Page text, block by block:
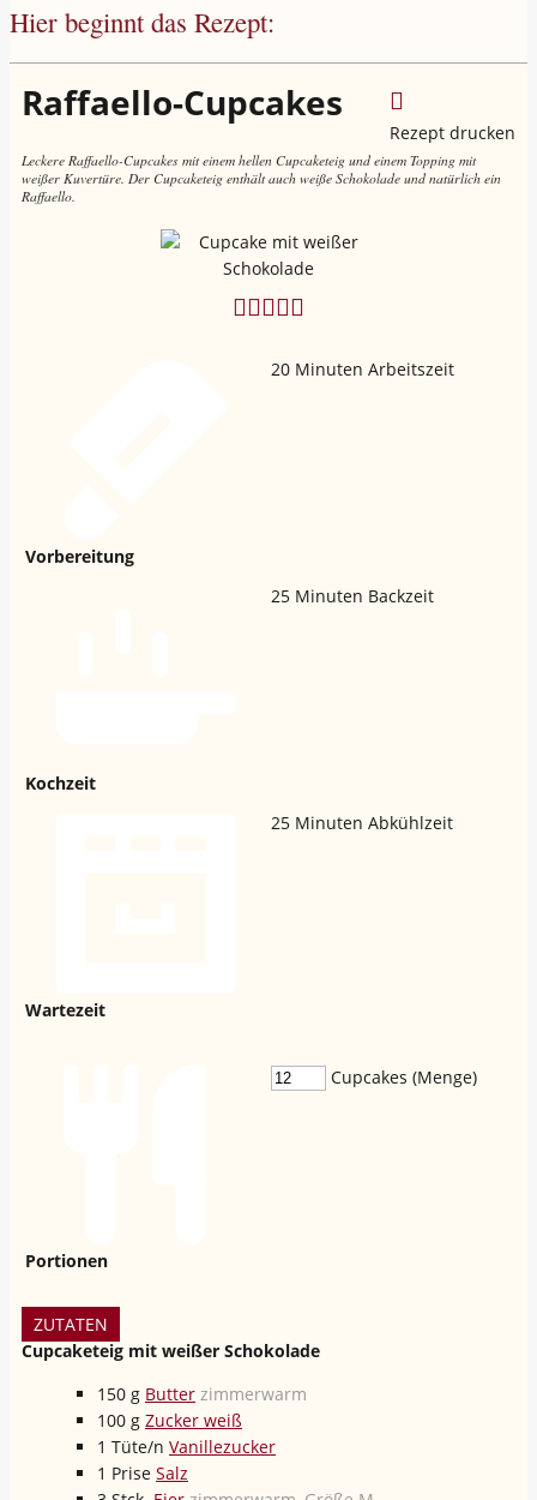
Hier beginnt das Rezept:
Rezept drucken
Raffaello-Cupcakes
Leckere Raffaello-Cupcakes mit einem hellen Cupcaketeig und einem Topping mit
weißer Kuvertüre. Der Cupcaketeig enthält auch weiße Schokolade und natürlich ein
Raffaello.
Vorbereitung
20 Minuten Arbeitszeit
Kochzeit
25 Minuten Backzeit
Wartezeit
25 Minuten Abkühlzeit
Portionen
Cupcakes (Menge)
ZUTATEN
Cupcaketeig mit weißer Schokolade
150 g Butter zimmerwarm
100 g Zucker weiß
1 Tüte/n Vanillezucker
1 Prise Salz